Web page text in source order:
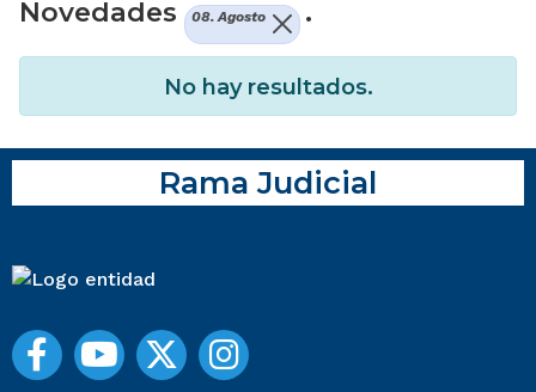
Novedades
08. Agosto .
No hay resultados.
Rama Judicial